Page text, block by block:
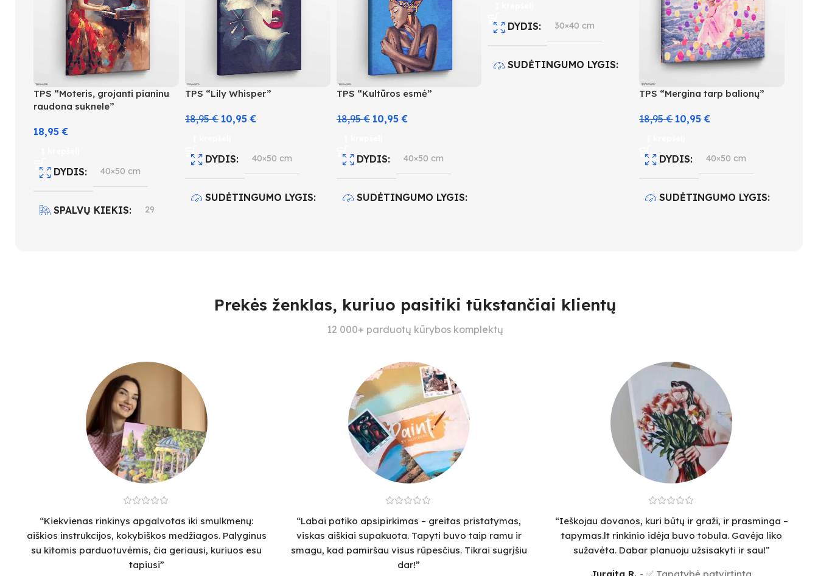
TPS “Moteris, grojanti pianinu
raudona suknele”
18,95€
DYDIS 40×50 cm
SPALVŲ KIEKIS 29
TPS “Lily Whisper”
18,95€ 10,95€
DYDIS 40×50 cm
SUDĖTINGUMO LYGIS
TPS “Kultūros esmė”
18,95€ 10,95€
DYDIS 40×50 cm
SUDĖTINGUMO LYGIS
DYDIS 30×40 cm
SUDĖTINGUMO LYGIS
TPS “Mergina tarp balionų”
18,95€ 10,95€
DYDIS 40×50 cm
SUDĖTINGUMO LYGIS
Prekės ženklas, kuriuo pasitiki tūkstančiai klientų
12 000+ parduotų kūrybos komplektų
“Kiekvienas rinkinys apgalvotas iki smulkmenų:
aiškios instrukcijos, kokybiškos medžiagos. Palyginus
su kitomis parduotuvėmis, čia geriausi, kuriuos esu
tapiusi”
“Labai patiko apsipirkimas – greitas pristatymas,
viskas aiškiai supakuota. Tapyti buvo taip ramu ir
smagu, kad pamiršau visus rūpesčius. Tikrai sugrįšiu
dar!”
“Ieškojau dovanos, kuri būtų ir graži, ir prasminga –
tapymas.lt rinkinio idėja buvo tobula. Gavėja liko
sužavėta. Dabar planuoju užsisakyti ir sau!”
Jurgita R. ✅ Tapatybė patvirtinta